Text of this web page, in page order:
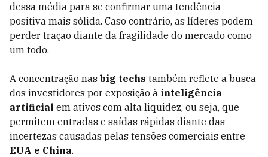
dessa média para se confirmar uma tendência
positiva mais sólida. Caso contrário, as líderes podem
perder tração diante da fragilidade do mercado como
um todo.
A concentração nas big techs também reflete a busca
dos investidores por exposição à inteligência
artificial em ativos com alta liquidez, ou seja, que
permitem entradas e saídas rápidas diante das
incertezas causadas pelas tensões comerciais entre
EUA e China.